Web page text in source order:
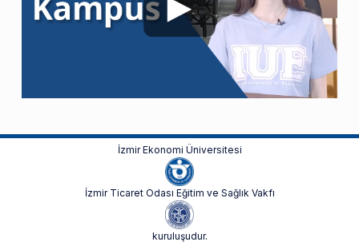
İzmir Ekonomi Üniversitesi
İzmir Ticaret Odası Eğitim ve Sağlık Vakfı
kuruluşudur.